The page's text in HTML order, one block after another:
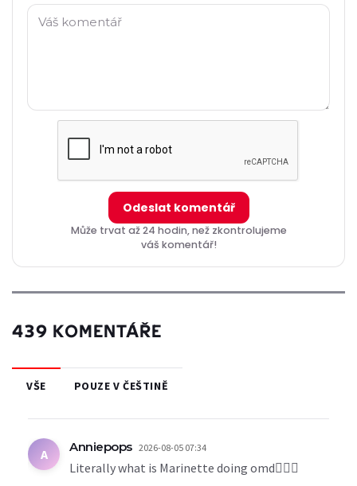
Komentář: *
Odeslat komentář
Může trvat až 24 hodin, než zkontrolujeme
váš komentář!
439 KOMENTÁŘE
VŠE POUZE V ČEŠTINĚ
A Anniepops 2026-08-05 07:34
Literally what is Marinette doing omd🤦🏾‍♀️